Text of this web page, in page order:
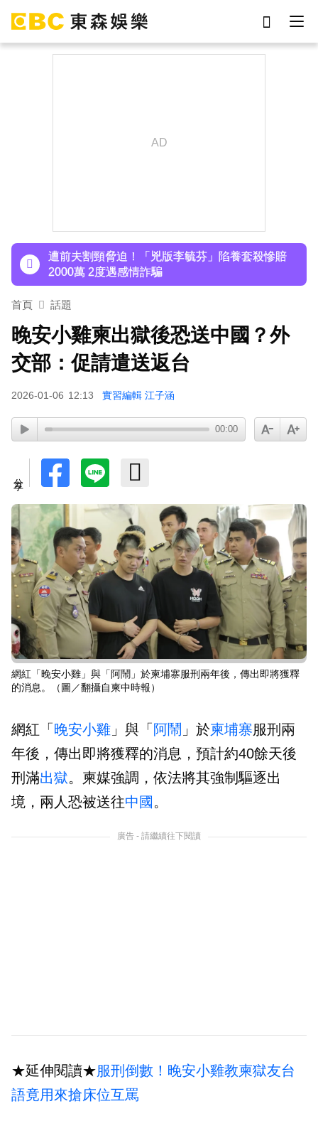
破門 家屬發聲曝現況
遭前夫割頸脅迫！「兇版李毓芬」陷養套殺慘賠
2000萬 2度遇感情詐騙
停更1個月全面復工！蔡阿嘎甩抄襲爭議「開拍新
天后御用化妝師陳聆薇病逝！張韶涵返台送別首發
聲：依舊無法相信
下載東森App，隨時掌握天下大小事！
48歲男星直播突亮刀自殘！「全裸滿身血」警急
破門 家屬發聲曝現況
首頁 話題
晚安小雞柬出獄後恐送中國？外
交部：促請遣送返台
2026-01-06 12:13 實習編輯 江子涵
00:00
網紅「晚安小雞」與「阿鬧」於柬埔寨服刑兩年後，傳出即將獲釋
的消息。（圖／翻攝自柬中時報）
網紅「 晚安小雞 」與「 阿鬧 」於柬埔寨服刑兩
年後，傳出即將獲釋的消息，預計約40餘天後
刑滿出獄。柬媒強調，依法將其強制驅逐出
境，兩人恐被送往中國 。
廣告 - 請繼續往下閱讀
★延伸閱讀★服刑倒數！晚安小雞教柬獄友台
語竟用來搶床位互罵